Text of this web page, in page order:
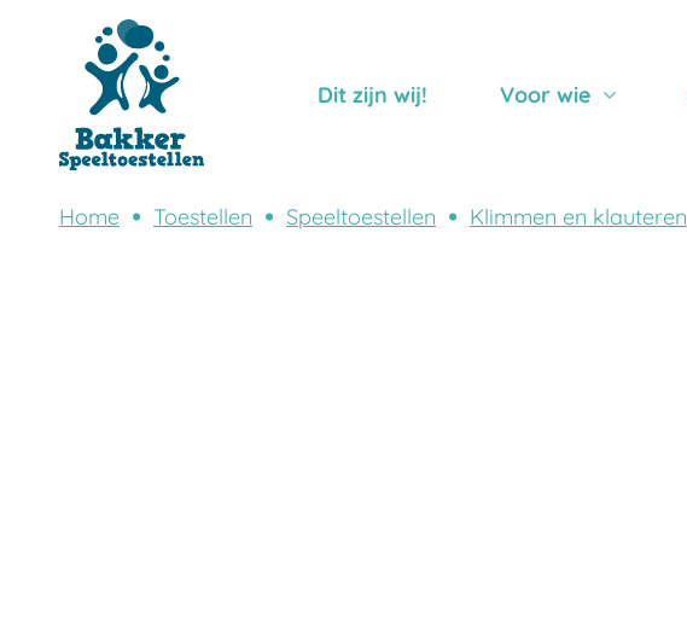
Dit zijn wij! Voor wie
Home Toestellen Speeltoestellen Klimmen en klauteren